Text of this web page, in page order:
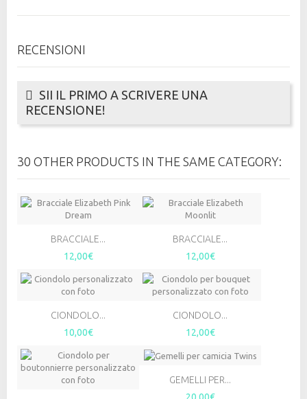
RECENSIONI
SII IL PRIMO A SCRIVERE UNA
RECENSIONE!
30 OTHER PRODUCTS IN THE SAME CATEGORY:
BRACCIALE...
12,00€
BRACCIALE...
12,00€
CIONDOLO...
10,00€
CIONDOLO...
12,00€
GEMELLI PER...